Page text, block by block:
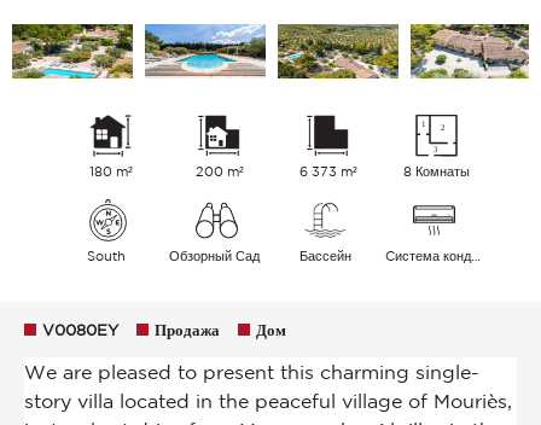
180 m² 200 m² 6 373 m² 8 Комнаты
South Обзорный Сад Бассейн
V0080EY Продажа Дом